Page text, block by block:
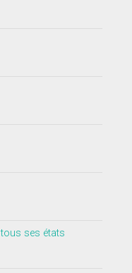
ses états